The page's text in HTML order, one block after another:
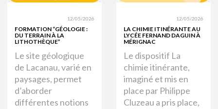
12/05/2026
FORMATION “GÉOLOGIE :
DU TERRAIN À LA
LITHOTHÈQUE”
Le site géologique
de Lacanau, varié en
paysages, permet
d’aborder
différentes notions
12/05/2026
LA CHIMIE ITINÉRANTE AU
LYCÉE FERNAND DAGUIN À
MÉRIGNAC
Le dispositif La
chimie itinérante,
imaginé et mis en
place par Philippe
Cluzeau a pris place,